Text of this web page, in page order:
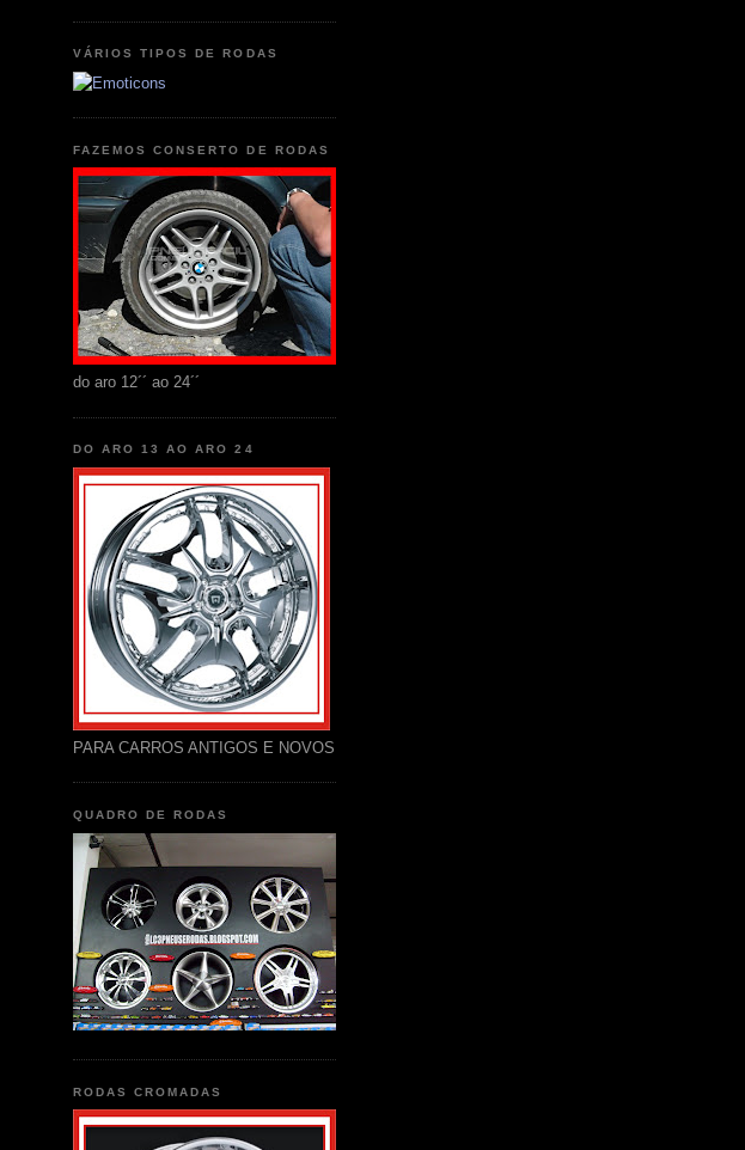
VÁRIOS TIPOS DE RODAS
FAZEMOS CONSERTO DE RODAS
do aro 12´´ ao 24´´
DO ARO 13 AO ARO 24
PARA CARROS ANTIGOS E NOVOS
QUADRO DE RODAS
RODAS CROMADAS